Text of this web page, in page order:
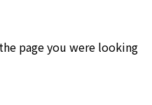
page you were looking